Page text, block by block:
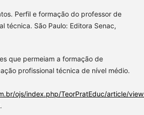
Perfil e formação do professor de
técnica. São Paulo: Editora Senac,
que permeiam a formação de
profissional técnica de nível médio.
ojs/index.php/TeorPratEduc/article/